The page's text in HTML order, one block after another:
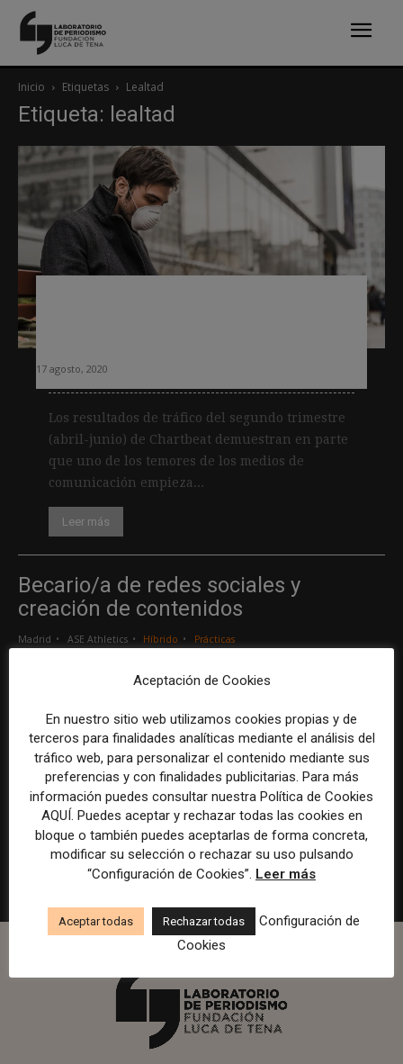
Inicio Etiquetas Lealtad
Etiqueta: lealtad
17 agosto, 2020
Los resultados de tráfico del segundo trimestre
(abril-junio) de Chartbeat demuestran en parte
que uno de los temores de los medios de
comunicación empieza...
Leer más
Becario/a de redes sociales y
creación de contenidos
Madrid ASE Athletics Híbrido Prácticas
Creador/a de contenidos
Barcelona Gods Brand Indefinido Tiempo completo
Responsable de marcas y patrocinios
en Watif TV
Madrid Watif Presencial Tiempo completo
Aceptación de Cookies
En nuestro sitio web utilizamos cookies propias y de
terceros para finalidades analíticas mediante el análisis del
tráfico web, para personalizar el contenido mediante sus
preferencias y con finalidades publicitarias. Para más
información puedes consultar nuestra Política de Cookies
AQUÍ. Puedes aceptar y rechazar todas las cookies en
bloque o también puedes aceptarlas de forma concreta,
modificar su selección o rechazar su uso pulsando
“Configuración de Cookies”. Leer más
Aceptar todas Rechazar todas
Configuración de
Cookies